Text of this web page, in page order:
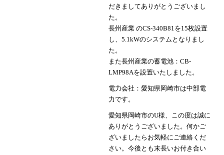
だきましてありがとうございまし
た。
長州産業 のCS-340B81を15枚設置
し、5.1kWのシステムとなりまし
た。
また長州産業の蓄電池：CB-
LMP98Aを設置いたしました。
電力会社：愛知県岡崎市は中部電
力です。
愛知県岡崎市のU様、この度は誠に
ありがとうございました。何かご
ざいましたらお気軽にご連絡くだ
さい。今後とも末長いお付き合い